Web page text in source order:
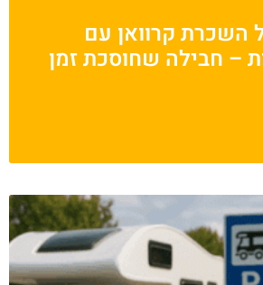
השכרת קרוואן עם
– חבילה שחוסכת זמן